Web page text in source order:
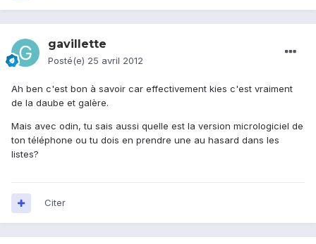
gavillette
Posté(e) 25 avril 2012
Ah ben c'est bon à savoir car effectivement kies c'est vraiment
de la daube et galère.
Mais avec odin, tu sais aussi quelle est la version micrologiciel de
ton téléphone ou tu dois en prendre une au hasard dans les
listes?
Citer